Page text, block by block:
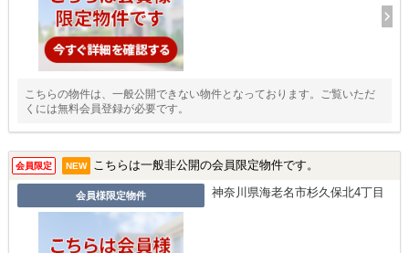
こちらの物件は、一般公開できない物件となっております。ご覧いただ
くには無料会員登録が必要です。
会員限定 NEW こちらは一般非公開の会員限定物件です。
会員様限定物件 神奈川県海老名市杉久保北4丁目